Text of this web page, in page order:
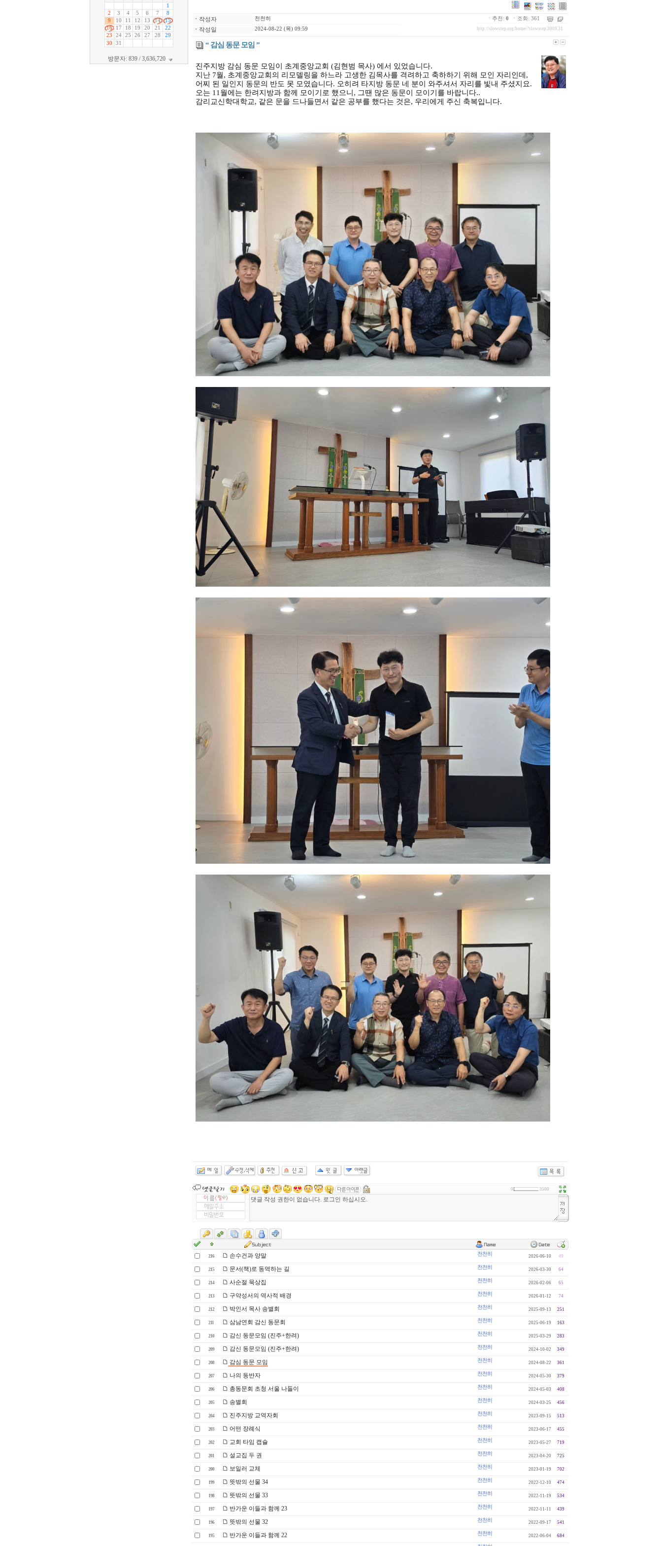
방문자: 839 / 3,636,720
ㆍ 작성자 천천히
ㆍ 작성일 2024-08-22 (목) 09:59
ㆍ추천: 0 ㆍ조회: 361
http://slowstep.org/home/?slowstep.3009.31
“ 감심 동문 모임 ”
진주지방 감심 동문 모임이 초계중앙교회 (김현범 목사) 에서 있었습니다.
지난 7월, 초계중앙교회의 리모델링을 하느라 고생한 김목사를 격려하고 축하하기 위해 모인 자리인데,
어찌 된 일인지 동문의 반도 못 모였습니다. 오히려 타지방 동문 네 분이 와주셔서 자리를 빛내 주셨지요.
오는 11월에는 한려지방과 함께 모이기로 했으니, 그땐 많은 동문이 모이기를 바랍니다..
감리교신학대학교, 같은 문을 드나들면서 같은 공부를 했다는 것은, 우리에게 주신 축복입니다.
0 3500
216 손수건과 양말 천천히 2026-06-10 49
215 문서(책)로 동역하는 길 천천히 2026-03-30 64
214 사순절 묵상집 천천히 2026-02-06 65
213 구약성서의 역사적 배경 천천히 2026-01-12 74
212 박인서 목사 송별회 천천히 2025-09-13 251
211 삼남연회 감신 동문회 천천히 2025-06-19 163
210 감신 동문모임 (진주+한려) 천천히 2025-03-29 283
209 감신 동문모임 (진주+한려) 천천히 2024-10-02 349
208 감심 동문 모임 천천히 2024-08-22 361
207 나의 동반자 천천히 2024-05-30 379
206 총동문회 초청 서울 나들이 천천히 2024-05-03 408
205 송별회 천천히 2024-03-25 456
204 진주지방 교역자회 천천히 2023-09-15 513
203 어떤 장례식 천천히 2023-06-17 455
202 교회 타임 캡슐 천천히 2023-05-27 719
201 설교집 두 권 천천히 2023-04-20 725
200 보일러 교체 천천히 2023-01-19 702
199 뜻밖의 선물 34 천천히 2022-12-10 474
198 뜻밖의 선물 33 천천히 2022-11-19 534
197 반가운 이들과 함께 23 천천히 2022-11-11 439
196 뜻밖의 선물 32 천천히 2022-09-17 541
195 반가운 이들과 함께 22 천천히 2022-06-04 684